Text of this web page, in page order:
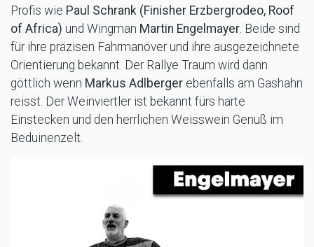
Profis wie Paul Schrank (Finisher Erzbergrodeo, Roof
of Africa) und Wingman Martin Engelmayer . Beide sind
für ihre präzisen Fahrmanöver und ihre ausgezeichnete
Orientierung bekannt. Der Rallye Traum wird dann
göttlich wenn Markus Adlberger ebenfalls am Gashahn
reisst. Der Weinviertler ist bekannt fürs harte
Einstecken und den herrlichen Weisswein Genuß im
Beduinenzelt.